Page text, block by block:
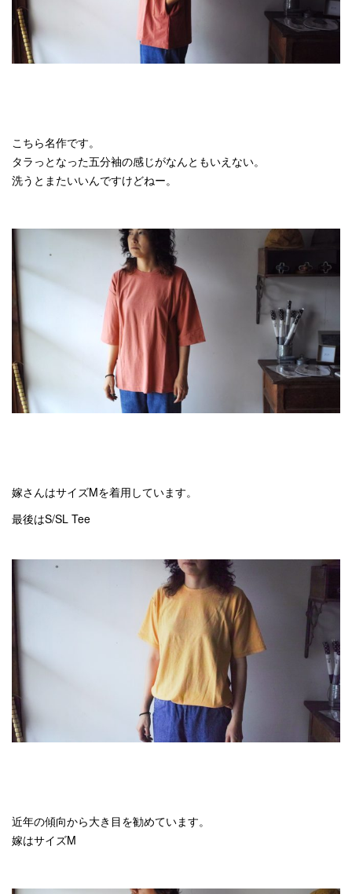
こちら名作です。
タラっとなった五分袖の感じがなんともいえない。
洗うとまたいいんですけどねー。
嫁さんはサイズMを着用しています。
最後はS/SL Tee
近年の傾向から大き目を勧めています。
嫁はサイズM